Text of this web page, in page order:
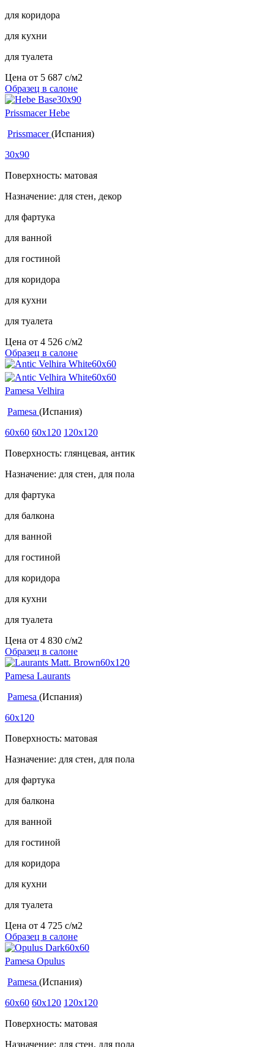
для коридора
для кухни
для туалета
Цена от 5 687 c/м2
Образец в салоне
Prissmacer Hebe
Prissmacer(Испания)
30x90
Поверхность: матовая
Назначение: для стен, декор
для фартука
для ванной
для гостиной
для коридора
для кухни
для туалета
Цена от 4 526 c/м2
Образец в салоне
Pamesa Velhira
Pamesa (Испания)
60x60 60x120 120x120
Поверхность: глянцевая, антик
Назначение: для стен, для пола
для фартука
для балкона
для ванной
для гостиной
для коридора
для кухни
для туалета
Цена от 4 830 c/м2
Образец в салоне
Pamesa Laurants
Pamesa (Испания)
60x120
Поверхность: матовая
Назначение: для стен, для пола
для фартука
для балкона
для ванной
для гостиной
для коридора
для кухни
для туалета
Цена от 4 725 c/м2
Образец в салоне
Pamesa Opulus
Pamesa (Испания)
60x60 60x120 120x120
Поверхность: матовая
Назначение: для стен, для пола